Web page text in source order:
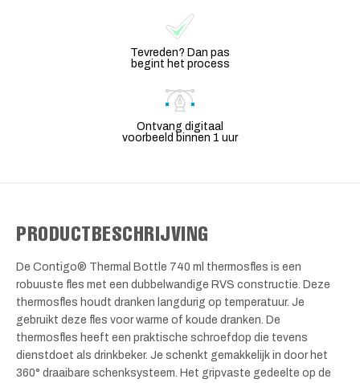
Tevreden? Dan pas
begint het process
Ontvang digitaal
voorbeeld binnen 1 uur
PRODUCTBESCHRIJVING
De Contigo® Thermal Bottle 740 ml thermosfles is een
robuuste fles met een dubbelwandige RVS constructie. Deze
thermosfles houdt dranken langdurig op temperatuur. Je
gebruikt deze fles voor warme of koude dranken. De
thermosfles heeft een praktische schroefdop die tevens
dienstdoet als drinkbeker. Je schenkt gemakkelijk in door het
360° draaibare schenksysteem. Het gripvaste gedeelte op de